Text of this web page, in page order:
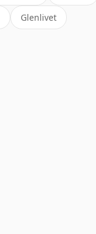
Glenlivet